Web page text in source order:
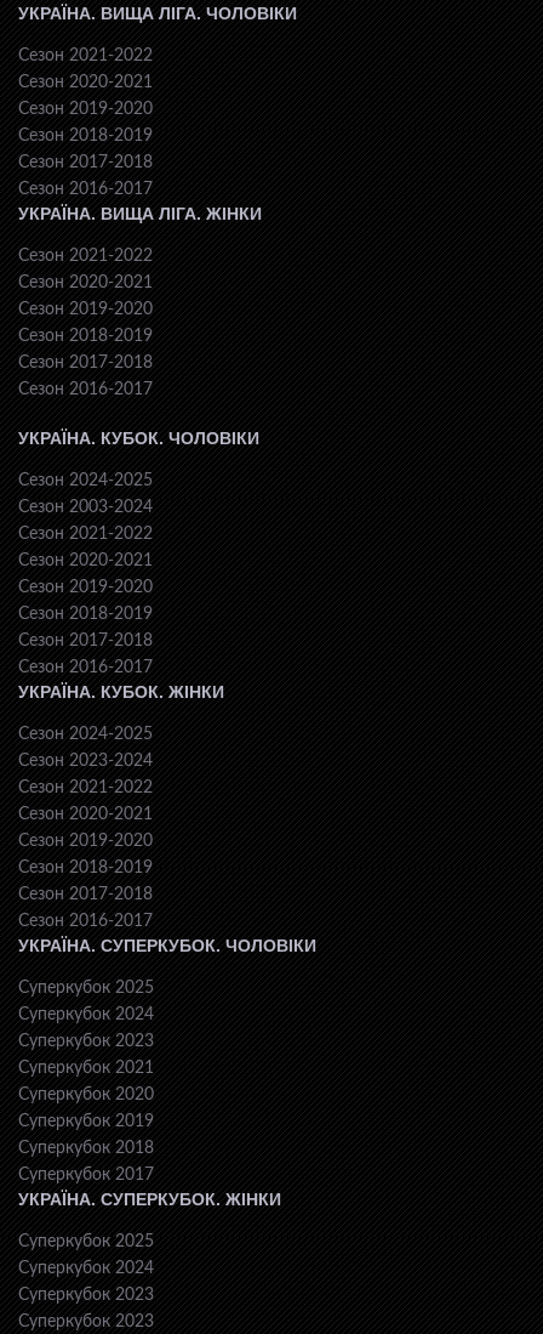
УКРАЇНА. ВИЩА ЛІГА. ЧОЛОВІКИ
Сезон 2021-2022
Сезон 2020-2021
Сезон 2019-2020
Сезон 2018-2019
Сезон 2017-2018
Сезон 2016-2017
УКРАЇНА. ВИЩА ЛІГА. ЖІНКИ
Сезон 2021-2022
Сезон 2020-2021
Сезон 2019-2020
Сезон 2018-2019
Сезон 2017-2018
Сезон 2016-2017
УКРАЇНА. КУБОК. ЧОЛОВІКИ
Сезон 2024-2025
Сезон 2003-2024
Сезон 2021-2022
Сезон 2020-2021
Сезон 2019-2020
Сезон 2018-2019
Сезон 2017-2018
Сезон 2016-2017
УКРАЇНА. КУБОК. ЖІНКИ
Сезон 2024-2025
Сезон 2023-2024
Сезон 2021-2022
Сезон 2020-2021
Сезон 2019-2020
Сезон 2018-2019
Сезон 2017-2018
Сезон 2016-2017
УКРАЇНА. СУПЕРКУБОК. ЧОЛОВІКИ
Суперкубок 2025
Суперкубок 2024
Суперкубок 2023
Суперкубок 2021
Суперкубок 2020
Суперкубок 2019
Суперкубок 2018
Суперкубок 2017
УКРАЇНА. СУПЕРКУБОК. ЖІНКИ
Суперкубок 2025
Суперкубок 2024
Суперкубок 2023
Суперкубок 2023